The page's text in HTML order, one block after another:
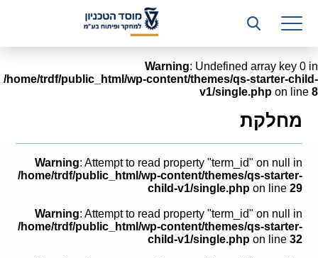
רשות המחקר
היחידה העסקית (T3)
קשרי תעשייה
ביה”ס ללימודי המשך
המכון הישראלי לטכנולוגיות ייצור חומרים
משאבי אנוש
כספים וכלכלה
המחלקה המשפטית
Warning: Undefined array key 0 in
/home/trdf/public_html/wp-content/themes/qs-starter-child-
v1/single.php on line 8
מחלקת
Warning: Attempt to read property "term_id" on null in
/home/trdf/public_html/wp-content/themes/qs-starter-
child-v1/single.phpon line 29
Warning: Attempt to read property "term_id" on null in
/home/trdf/public_html/wp-content/themes/qs-starter-
child-v1/single.phpon line 32